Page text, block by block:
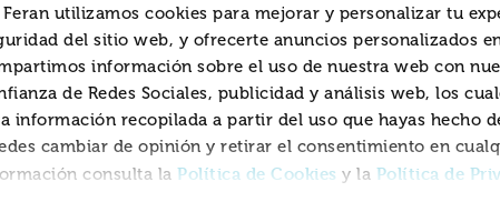
Feran utilizamos cookies para mejorar y personalizar tu
del sitio web, y ofrecerte anuncios personalizados
información sobre el uso de nuestra web con
de Redes Sociales, publicidad y análisis web, los
información recopilada a partir del uso que hayas hecho
cambiar de opinión y retirar el consentimiento en
consulta laPolítica de Cookies y la Política de